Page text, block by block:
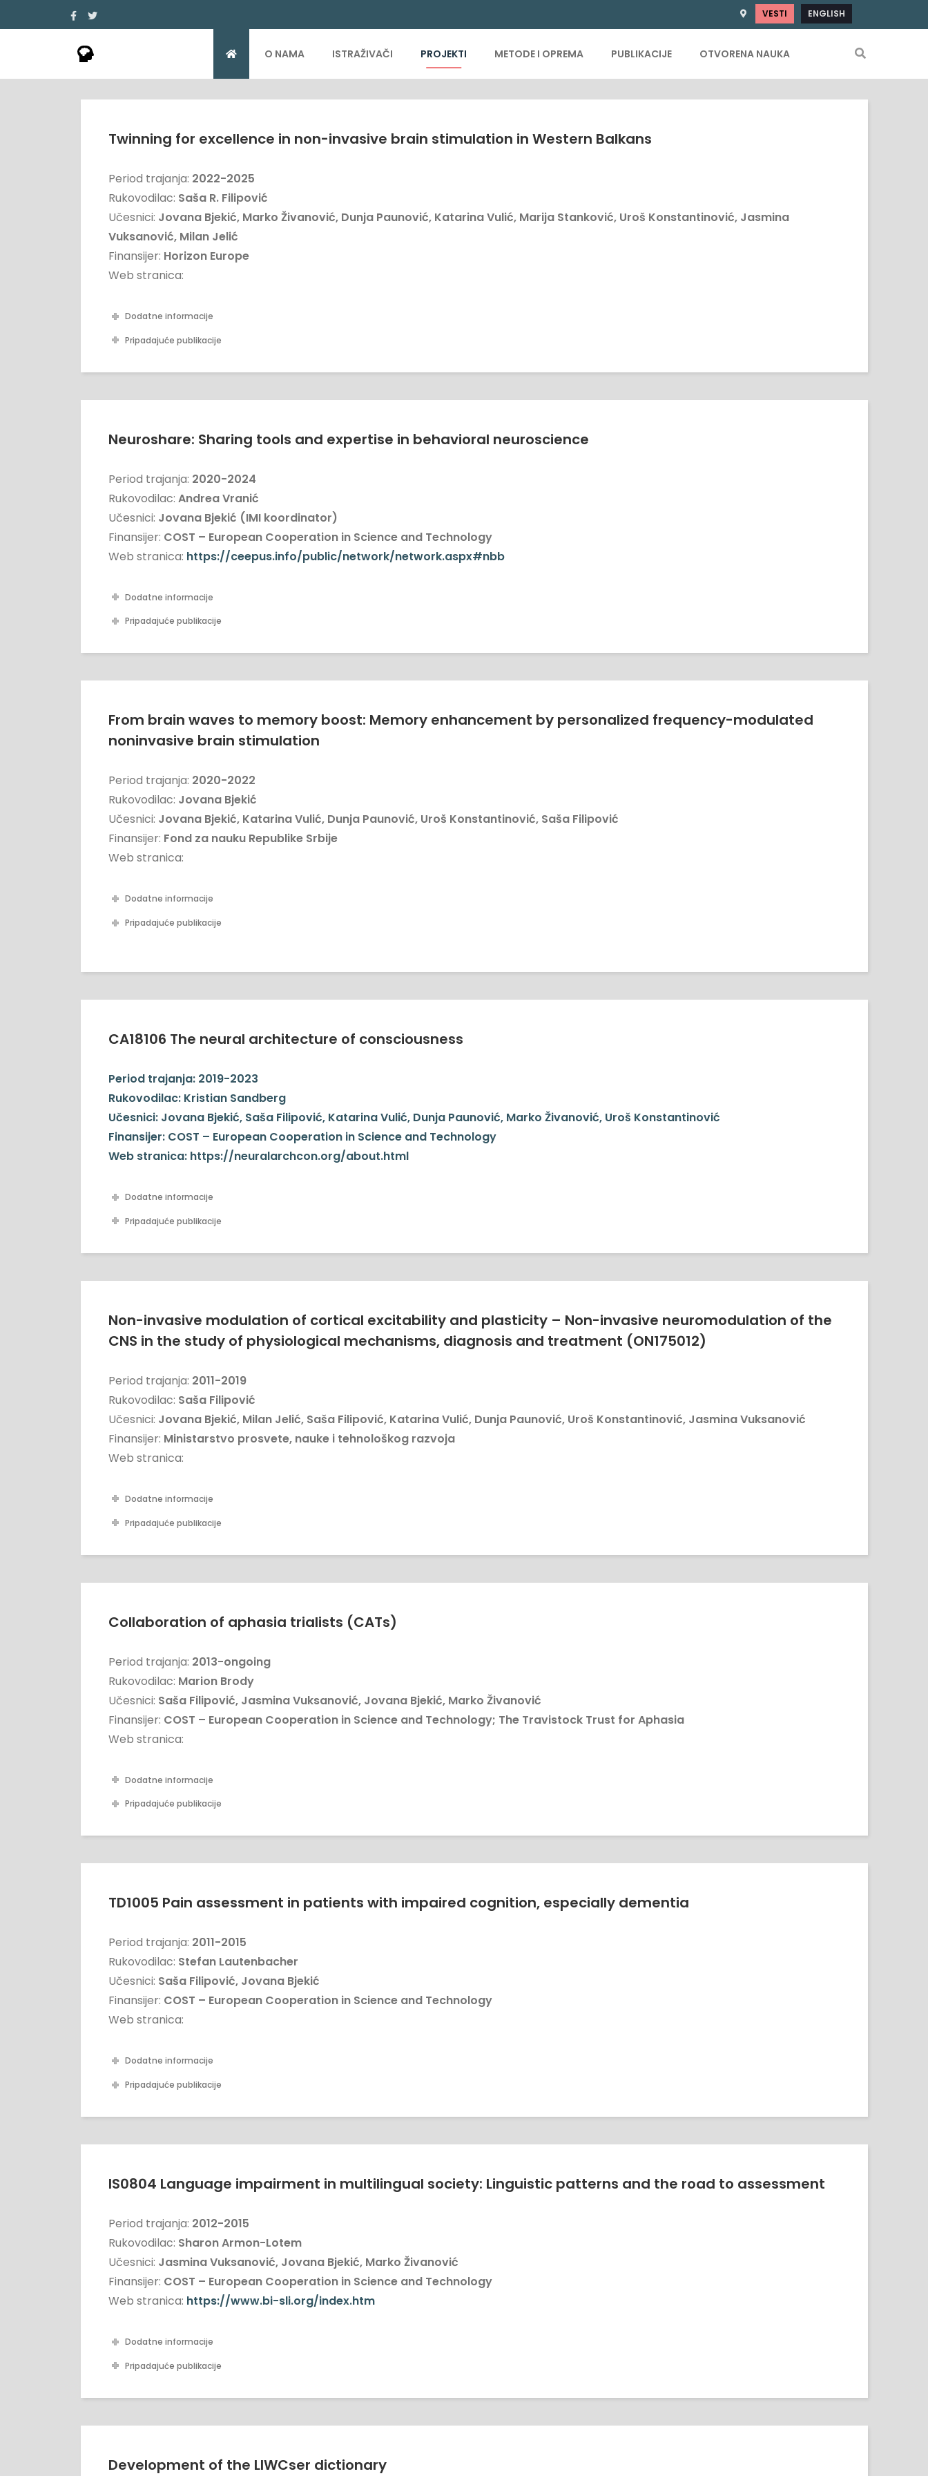
VESTI ENGLISH
O NAMA ISTRAŽIVAČI PROJEKTI METODE I OPREMA PUBLIKACIJE OTVORENA NAUKA
Twinning for excellence in non-invasive brain stimulation in Western Balkans
Period trajanja: 2022-2025
Rukovodilac: Saša R. Filipović
Učesnici: Jovana Bjekić, Marko Živanović, Dunja Paunović, Katarina Vulić, Marija Stanković, Uroš Konstantinović, Jasmina
Vuksanović, Milan Jelić
Finansijer: Horizon Europe
Web stranica:
Dodatne informacije
Pripadajuće publikacije
Neuroshare: Sharing tools and expertise in behavioral neuroscience
Period trajanja: 2020-2024
Rukovodilac: Andrea Vranić
Učesnici: Jovana Bjekić (IMI koordinator)
Finansijer: COST – European Cooperation in Science and Technology
Web stranica: https://ceepus.info/public/network/network.aspx#nbb
Dodatne informacije
Pripadajuće publikacije
From brain waves to memory boost: Memory enhancement by personalized frequency-modulated
noninvasive brain stimulation
Period trajanja: 2020-2022
Rukovodilac: Jovana Bjekić
Učesnici: Jovana Bjekić, Katarina Vulić, Dunja Paunović, Uroš Konstantinović, Saša Filipović
Finansijer: Fond za nauku Republike Srbije
Web stranica:
Dodatne informacije
Pripadajuće publikacije
CA18106 The neural architecture of consciousness
Period trajanja: 2019-2023
Rukovodilac: Kristian Sandberg
Učesnici: Jovana Bjekić, Saša Filipović, Katarina Vulić, Dunja Paunović, Marko Živanović, Uroš Konstantinović
Finansijer: COST – European Cooperation in Science and Technology
Web stranica: https://neuralarchcon.org/about.html
Dodatne informacije
Pripadajuće publikacije
Non-invasive modulation of cortical excitability and plasticity – Non-invasive neuromodulation of the
CNS in the study of physiological mechanisms, diagnosis and treatment (ON175012)
Period trajanja: 2011-2019
Rukovodilac: Saša Filipović
Učesnici: Jovana Bjekić, Milan Jelić, Saša Filipović, Katarina Vulić, Dunja Paunović, Uroš Konstantinović, Jasmina Vuksanović
Finansijer: Ministarstvo prosvete, nauke i tehnološkog razvoja
Web stranica:
Dodatne informacije
Pripadajuće publikacije
Collaboration of aphasia trialists (CATs)
Period trajanja: 2013-ongoing
Rukovodilac: Marion Brody
Učesnici: Saša Filipović, Jasmina Vuksanović, Jovana Bjekić, Marko Živanović
Finansijer: COST – European Cooperation in Science and Technology; The Travistock Trust for Aphasia
Web stranica:
Dodatne informacije
Pripadajuće publikacije
TD1005 Pain assessment in patients with impaired cognition, especially dementia
Period trajanja: 2011-2015
Rukovodilac: Stefan Lautenbacher
Učesnici: Saša Filipović, Jovana Bjekić
Finansijer: COST – European Cooperation in Science and Technology
Web stranica:
Dodatne informacije
Pripadajuće publikacije
IS0804 Language impairment in multilingual society: Linguistic patterns and the road to assessment
Period trajanja: 2012-2015
Rukovodilac: Sharon Armon-Lotem
Učesnici: Jasmina Vuksanović, Jovana Bjekić, Marko Živanović
Finansijer: COST – European Cooperation in Science and Technology
Web stranica: https://www.bi-sli.org/index.htm
Dodatne informacije
Pripadajuće publikacije
Development of the LIWCser dictionary